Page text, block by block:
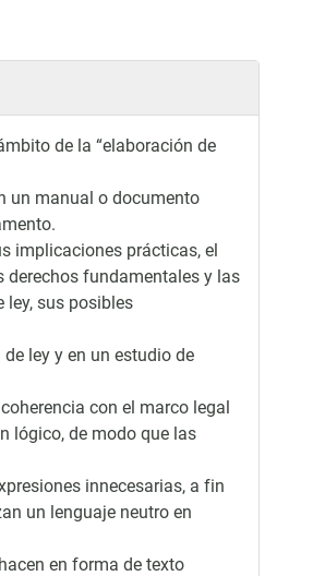
de la “elaboración de
un manual o documento
implicaciones prácticas, el
derechos fundamentales y las
ley, sus posibles
ley y en un estudio de
con el marco legal
lógico, de modo que las
innecesarias, a fin
un lenguaje neutro en
en forma de texto